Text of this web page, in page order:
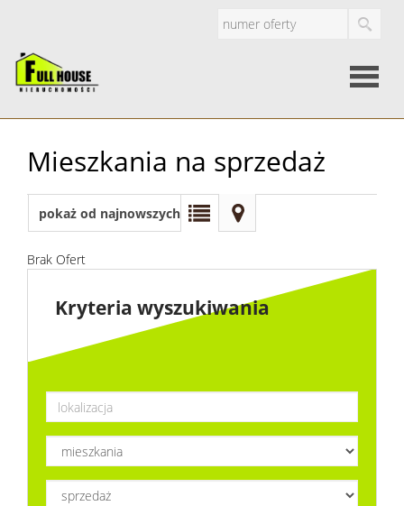
O
Domy
Dzialki
Mieszkania na sprzedaż
pokaż od najnowszych
Brak Ofert
Kryteria wyszukiwania